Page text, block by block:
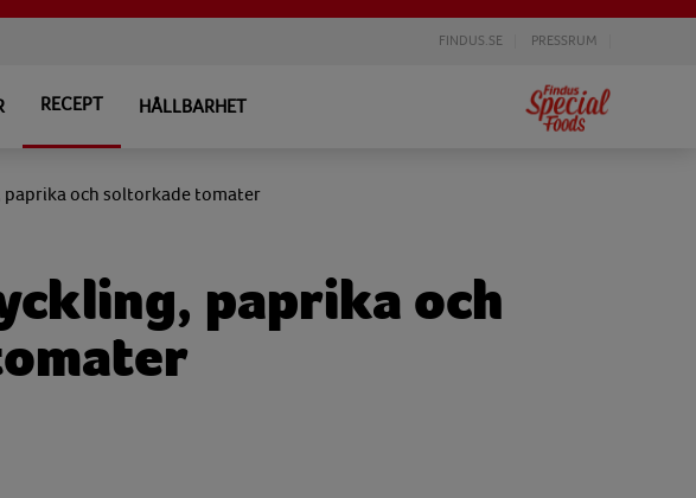
FINDUS.SE PRESSRUM
RECEPT HÅLLBARHET
paprika och soltorkade tomater
paprika och